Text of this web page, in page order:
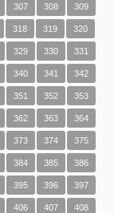
307 308 309
318 319 320
329 330 331
340 341 342
351 352 353
362 363 364
373 374 375
384 385 386
395 396 397
406 407 408